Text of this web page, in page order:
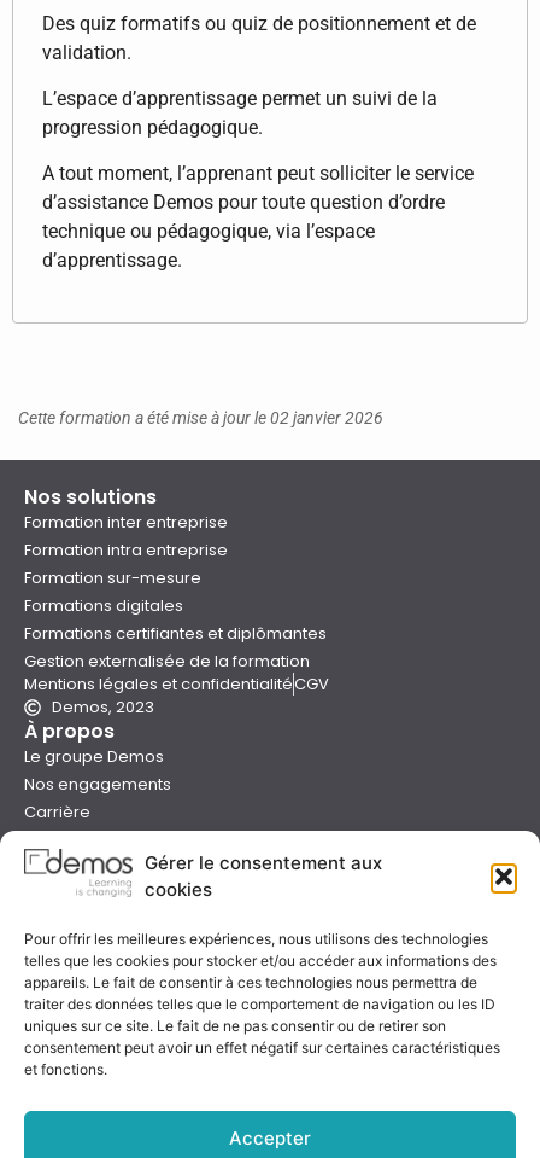
Gérer le consentement aux
cookies
Pour offrir les meilleures expériences, nous utilisons des technologies
telles que les cookies pour stocker et/ou accéder aux informations des
appareils. Le fait de consentir à ces technologies nous permettra de
traiter des données telles que le comportement de navigation ou les ID
uniques sur ce site. Le fait de ne pas consentir ou de retirer son
consentement peut avoir un effet négatif sur certaines caractéristiques
et fonctions.
Accepter
Des quiz formatifs ou quiz de positionnement et de
validation.
L’espace d’apprentissage permet un suivi de la
progression pédagogique.
A tout moment, l’apprenant peut solliciter le service
d’assistance Demos pour toute question d’ordre
technique ou pédagogique, via l’espace
d’apprentissage.
Cette formation a été mise à jour le 02 janvier 2026
Nos solutions
Formation inter entreprise
Formation intra entreprise
Formation sur-mesure
Formations digitales
Formations certifiantes et diplômantes
Gestion externalisée de la formation
Mentions légales et confidentialitéCGV
Demos, 2023
À propos
Le groupe Demos
Nos engagements
Carrière
Presse
Catalogues
Aide
Nous contacter
Nous trouver
Préparer sa formation
Sessions garanties
Qualité & certification